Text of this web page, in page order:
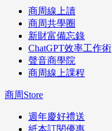
商周線上讀
商周共學圈
新財富備忘錄
ChatGPT效率工作術
聲音商學院
商周線上課程
商周Store
週年慶好禮送
紙本訂閱優惠